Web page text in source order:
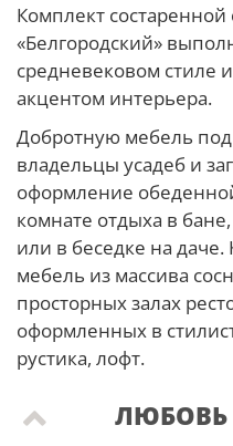
Комплект
«Белгородский»
средневековом стиле
акцентом интерьера.
Добротную мебель
владельцы усадеб и
оформление
комнате отдыха в
или в беседке на даче.
мебель из массива
просторных залах
оформленных в
рустика, лофт.
ЛЮБОВЬ